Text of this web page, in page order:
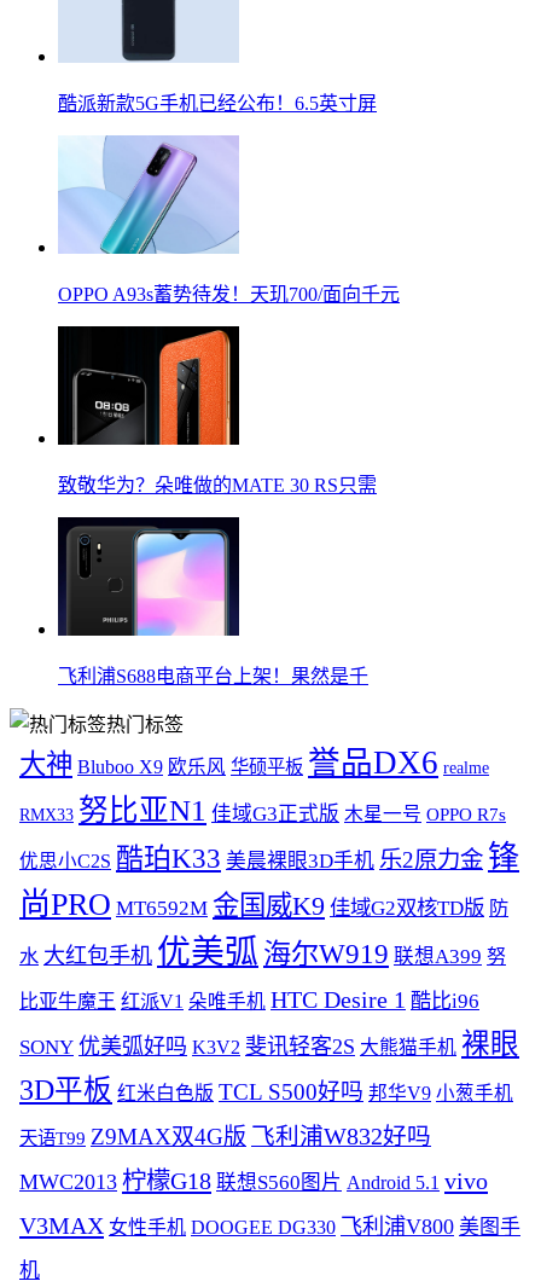
酷派新款5G手机已经公布！6.5英寸屏
OPPO A93s蓄势待发！天玑700/面向千元
致敬华为？朵唯做的MATE 30 RS只需
飞利浦S688电商平台上架！果然是千
热门标签
大神 Bluboo X9 欧乐风 华硕平板 誉品DX6 realme
RMX33 努比亚N1 佳域G3正式版 木星一号 OPPO R7s
优思小C2S 酷珀K33 美晨裸眼3D手机 乐2原力金 锋
尚PRO MT6592M 金国威K9 佳域G2双核TD版 防
水 大红包手机 优美弧 海尔W919 联想A399 努
比亚牛魔王 红派V1 朵唯手机 HTC Desire 1 酷比i96
SONY 优美弧好吗 K3V2 斐讯轻客2S 大熊猫手机 裸眼
3D平板 红米白色版 TCL S500好吗 邦华V9 小葱手机
天语T99 Z9MAX双4G版 飞利浦W832好吗
MWC2013 柠檬G18 联想S560图片 Android 5.1 vivo
V3MAX 女性手机 DOOGEE DG330 飞利浦V800 美图手
机